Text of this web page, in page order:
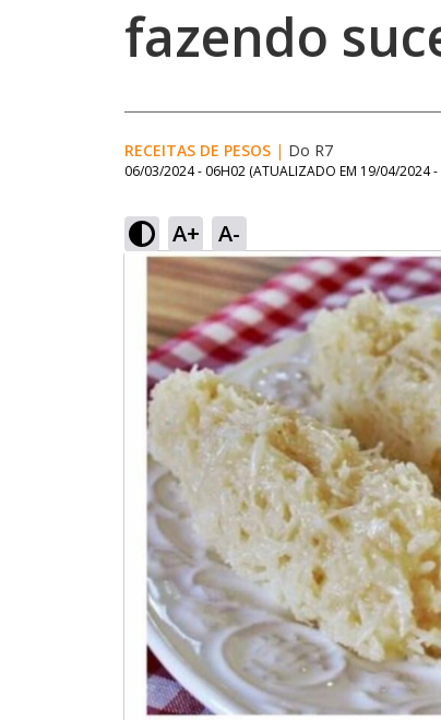
fazendo
RECEITAS DE PESOS | Do R7
06/03/2024 - 06H02 (ATUALIZADO EM 19/04/2024 -
A+ A-